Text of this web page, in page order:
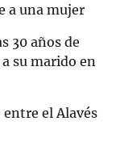
a una mujer
30 años de
su marido en
el Alavés